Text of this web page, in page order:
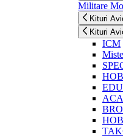
Militare
Kituri
Kituri
ICM